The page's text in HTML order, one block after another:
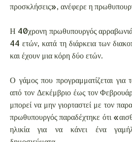
προσκλήσεις», ανέφερε η
Η 40χρονη πρωθυπουργός
44 ετών, κατά τη διάρκεια των
και έχουν μια κόρη δύο ετών.
Ο γάμος που προγραμματίζεται για
από τον Δεκέμβριο έως τον
μπορεί να μην γιορταστεί με τον
πρωθυπουργός παραδέχτηκε ότι
ηλικία για να κάνει ένα